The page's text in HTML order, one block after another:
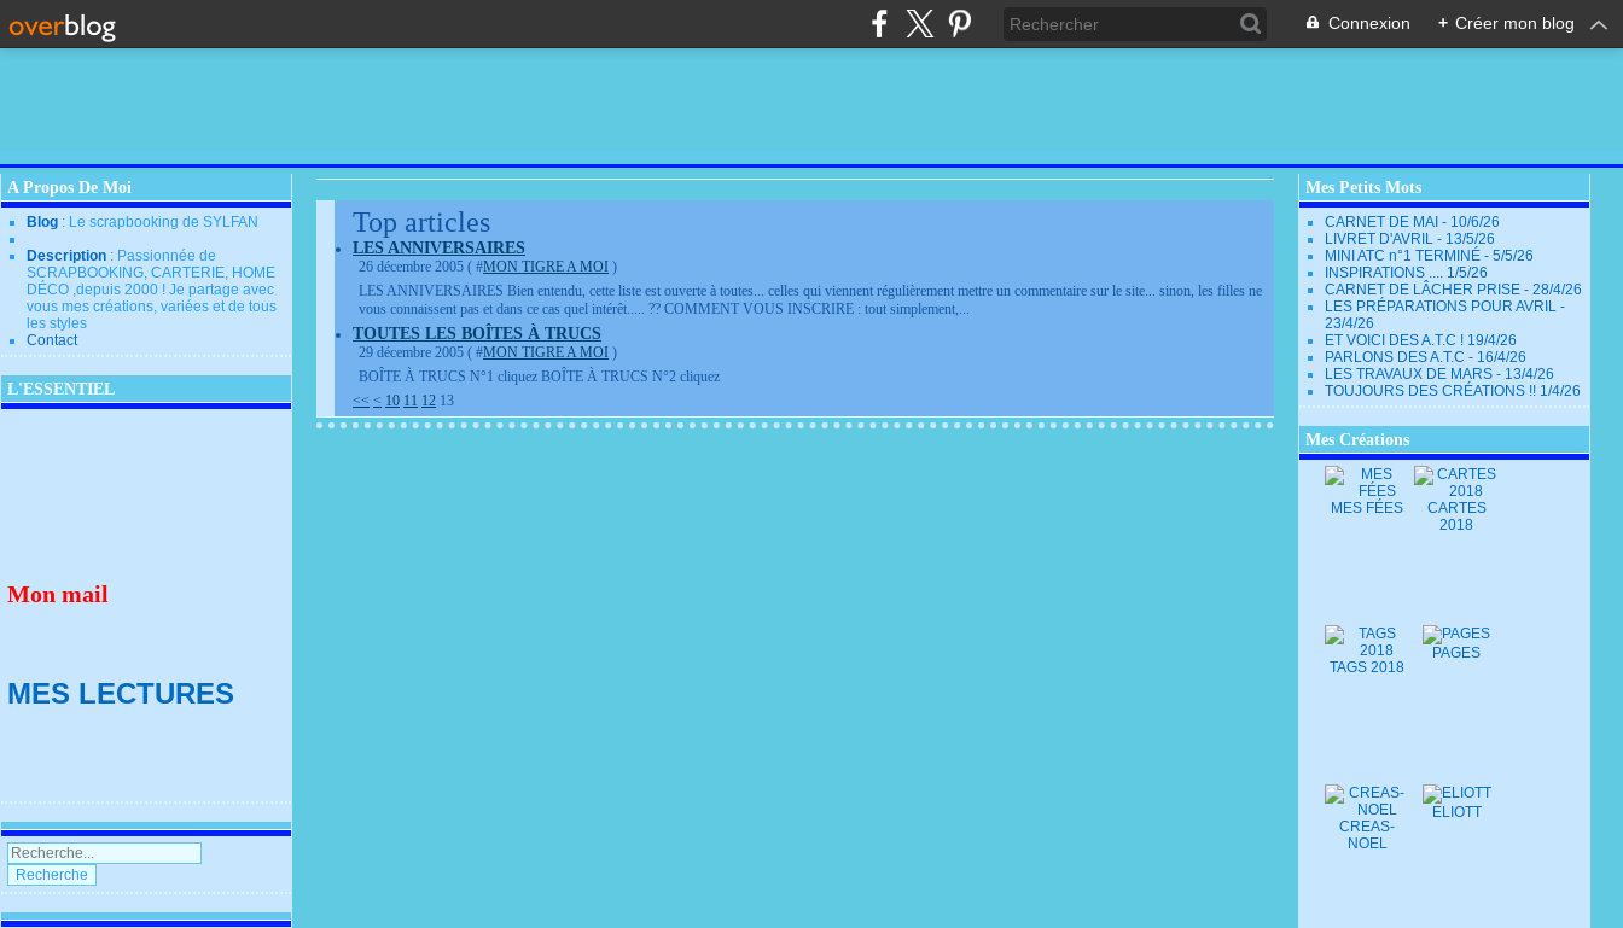
Connexion + Créer mon blog
A Propos De Moi
Blog : Le scrapbooking de SYLFAN
Description : Passionnée de
SCRAPBOOKING, CARTERIE, HOME
DÉCO ,depuis 2000 ! Je partage avec
vous mes créations, variées et de tous
les styles
Contact
L'ESSENTIEL
Mon mail
MES LECTURES
Top articles
LES ANNIVERSAIRES
26 décembre 2005 ( #MON TIGRE A MOI )
LES ANNIVERSAIRES Bien entendu, cette liste est ouverte à toutes... celles qui viennent régulièrement mettre un commentaire sur le site... sinon, les filles ne
vous connaissent pas et dans ce cas quel intérêt..... ?? COMMENT VOUS INSCRIRE : tout simplement,...
TOUTES LES BOÎTES À TRUCS
29 décembre 2005 ( #MON TIGRE A MOI )
BOÎTE À TRUCS N°1 cliquez BOÎTE À TRUCS N°2 cliquez
<< < 10 11 12 13
Mes Petits Mots
CARNET DE MAI - 10/6/26
LIVRET D'AVRIL - 13/5/26
MINI ATC n°1 TERMINÉ - 5/5/26
INSPIRATIONS .... 1/5/26
CARNET DE LÂCHER PRISE - 28/4/26
LES PRÉPARATIONS POUR AVRIL -
23/4/26
ET VOICI DES A.T.C ! 19/4/26
PARLONS DES A.T.C - 16/4/26
LES TRAVAUX DE MARS - 13/4/26
TOUJOURS DES CRÉATIONS !! 1/4/26
Mes Créations
MES FÉES
CARTES
2018
TAGS 2018
PAGES
CREAS-
NOEL
ELIOTT